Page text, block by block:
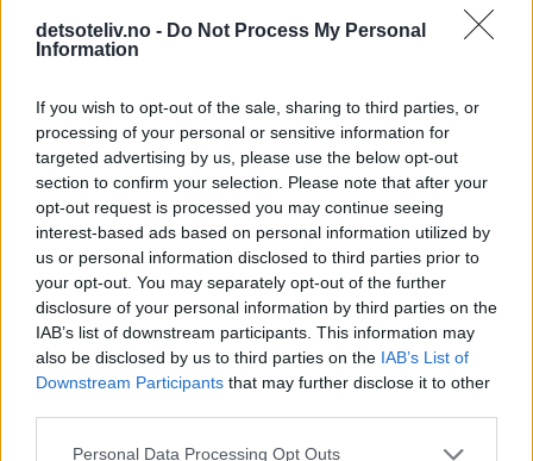
detsoteliv.no - Do Not Process My Personal
Information
If you wish to opt-out of the sale, sharing to third parties, or
processing of your personal or sensitive information for
targeted advertising by us, please use the below opt-out
section to confirm your selection. Please note that after your
opt-out request is processed you may continue seeing
interest-based ads based on personal information utilized by
us or personal information disclosed to third parties prior to
your opt-out. You may separately opt-out of the further
disclosure of your personal information by third parties on the
IAB’s list of downstream participants. This information may
also be disclosed by us to third parties on the IAB’s List of
Downstream Participants that may further disclose it to other
Personal Data Processing Opt Outs
Instagram: kristine_lifeissweet
Kanelboller er fine å fryse!